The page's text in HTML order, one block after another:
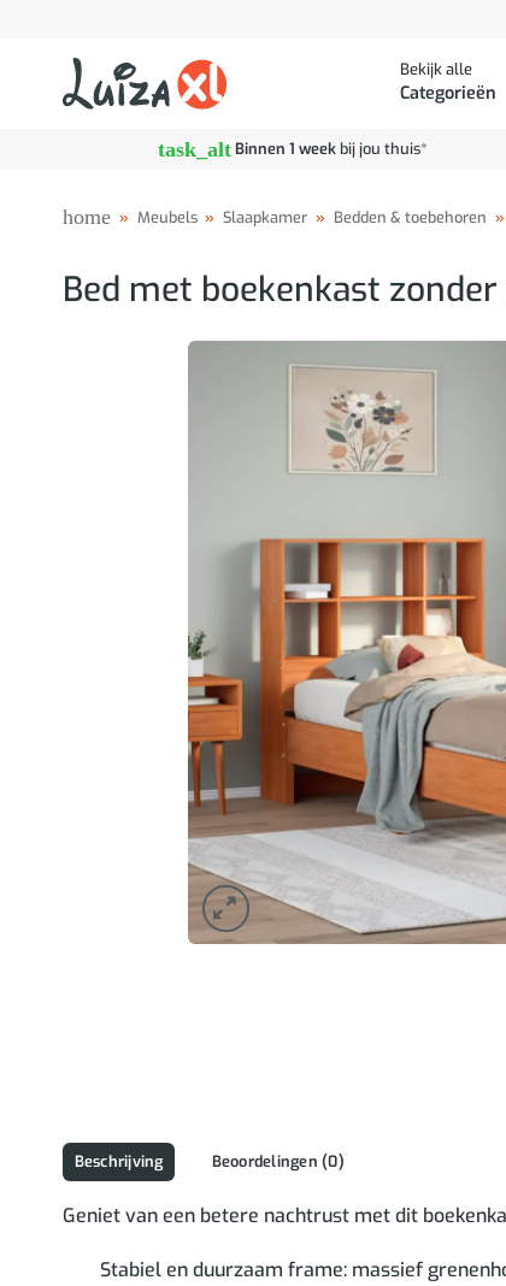
Bekijk alle
Categorieën
task_altBinnen 1 weekbij jou thuis*
home » Meubels » Slaapkamer » Bedden & toebehoren »
Bed met boekenkast
Beschrijving Beoordelingen (0)
Geniet van een betere nachtrust met dit
Stabiel en duurzaam frame: massief